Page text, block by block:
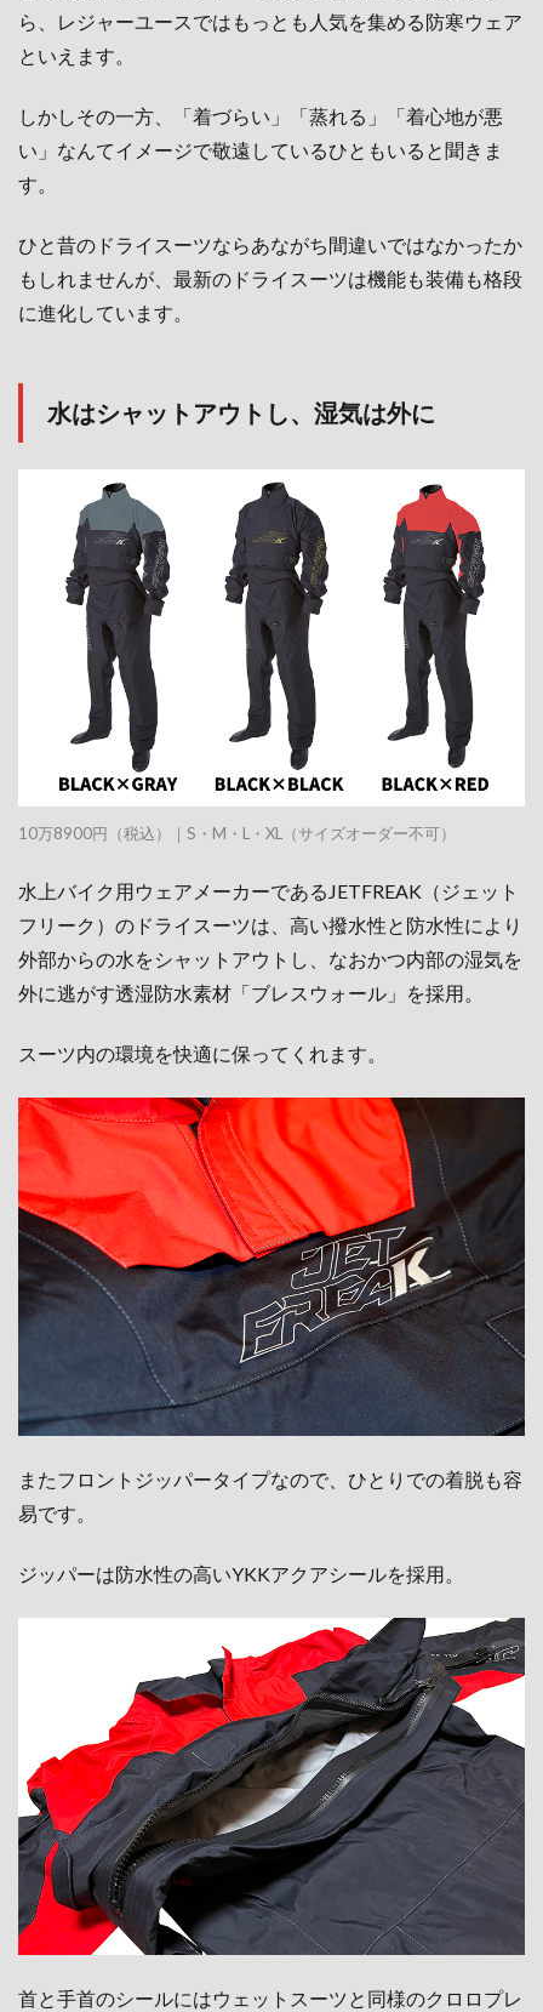
ら、レジャーユースではもっとも人気を集める防寒ウェア
といえます。
しかしその一方、「着づらい」「蒸れる」「着心地が悪
い」なんてイメージで敬遠しているひともいると聞きま
す。
ひと昔のドライスーツならあながち間違いではなかったか
もしれませんが、最新のドライスーツは機能も装備も格段
に進化しています。
水はシャットアウトし、湿気は外に
10万8900円（税込）｜S・M・L・XL（サイズオーダー不可）
水上バイク用ウェアメーカーであるJETFREAK（ジェット
フリーク）のドライスーツは、高い撥水性と防水性により
外部からの水をシャットアウトし、なおかつ内部の湿気を
外に逃がす透湿防水素材「ブレスウォール」を採用。
スーツ内の環境を快適に保ってくれます。
またフロントジッパータイプなので、ひとりでの着脱も容
易です。
ジッパーは防水性の高いYKKアクアシールを採用。
首と手首のシールにはウェットスーツと同様のクロロプレ